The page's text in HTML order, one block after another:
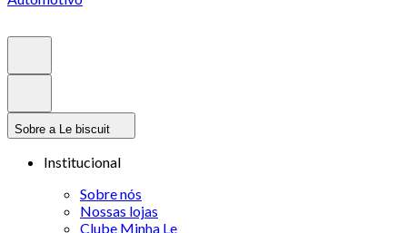
Sobre a Le biscuit
Institucional
Sobre nós
Nossas lojas
Clube Minha Le